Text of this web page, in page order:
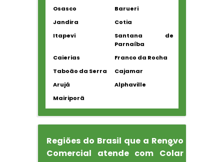
Osasco
Barueri
Jandira
Cotia
Itapevi
Santana de
Parnaíba
Caierias
Franco da Rocha
Taboão da Serra
Cajamar
Arujá
Alphaville
Mairiporã
Regiões do Brasil que a Renovo
Comercial atende com Colar